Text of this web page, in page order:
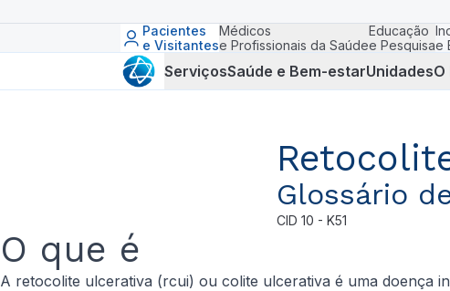
Pacientes
e Visitantes
Médicos
e Profissionais da Saúde
Educação
e Pesquisae
ServiçosSaúde e Bem-estarUnidadesO
Glossário
CID 10 - K51
O que é
A retocolite ulcerativa (rcui) ou colite ulcerativa é uma doença